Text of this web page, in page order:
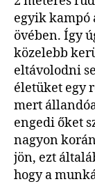
egyik kampó
övében. Így
közelebb
eltávolodni
életüket egy
mert
engedi őket
nagyon
jön, ezt
hogy a